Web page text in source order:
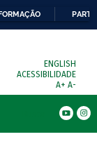
ENGLISH
ACESSIBILIDADE
A+ A-